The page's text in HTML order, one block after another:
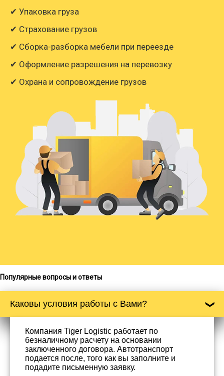
✔ Упаковка груза
✔ Страхование грузов
✔ Сборка-разборка мебели при переезде
✔ Оформление разрешения на перевозку
✔ Охрана и сопровождение грузов
Популярные вопросы и ответы
Каковы условия работы с Вами?
Компания Tiger Logistic работает по
безналичному расчету на основании
заключенного договора. Автотранспорт
подается после, того как вы заполните и
подадите письменную заявку.